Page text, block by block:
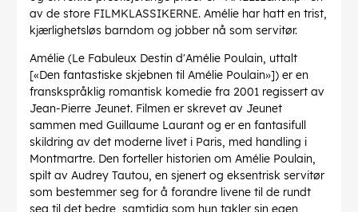
av de store FILMKLASSIKERNE. Amélie har hatt en trist,
kjærlighetsløs barndom og jobber nå som servitør.
Amélie (Le Fabuleux Destin d'Amélie Poulain, uttalt
[«Den fantastiske skjebnen til Amélie Poulain»]) er en
franskspråklig romantisk komedie fra 2001 regissert av
Jean-Pierre Jeunet. Filmen er skrevet av Jeunet
sammen med Guillaume Laurant og er en fantasifull
skildring av det moderne livet i Paris, med handling i
Montmartre. Den forteller historien om Amélie Poulain,
spilt av Audrey Tautou, en sjenert og eksentrisk servitør
som bestemmer seg for å forandre livene til de rundt
seg til det bedre, samtidig som hun takler sin egen